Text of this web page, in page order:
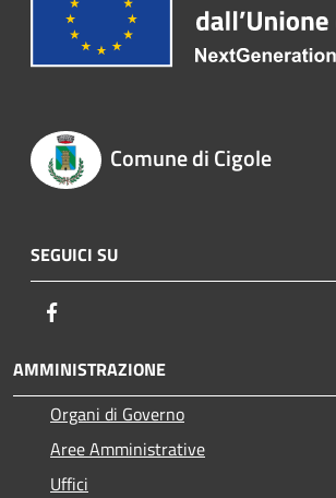
Comune di Cigole
SEGUICI SU
AMMINISTRAZIONE
Organi di Governo
Aree Amministrative
Uffici